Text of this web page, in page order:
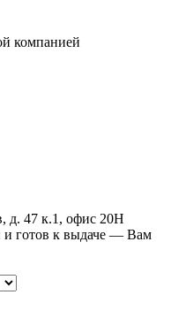
компанией
д. 47 к.1, офис 20Н
и готов к выдаче — Вам